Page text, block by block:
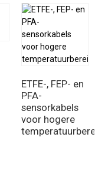
ETFE-, FEP- en
PFA-
sensorkabels
voor hogere